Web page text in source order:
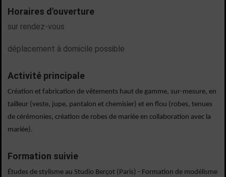
Horaires d'ouverture
sur rendez-vous
déplacement à domicile possible
Activité principale
Création et fabrication de vêtements haut de gamme, sur-mesure, en
tailleur (veste, jupe, pantalon et chemisier) et en flou (robes, tenues
de cérémonies, création de robes de mariée en collaboration avec la
mariée).
Formation suivie
Études de stylisme au Studio Berçot (Paris) - Formation de modélisme